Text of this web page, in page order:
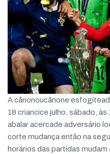
A cânonoucânone
18 criancice julho, sábado,
abalar acercade adversário
corte mudança então na
horários das partidas